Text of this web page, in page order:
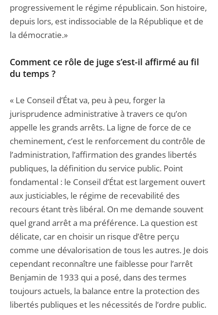
progressivement le régime républicain. Son histoire,
depuis lors, est indissociable de la République et de
la démocratie.»
Comment ce rôle de juge s’est-il affirmé au fil
du temps ?
« Le Conseil d’État va, peu à peu, forger la
jurisprudence administrative à travers ce qu’on
appelle les grands arrêts. La ligne de force de ce
cheminement, c’est le renforcement du contrôle de
l’administration, l’affirmation des grandes libertés
publiques, la définition du service public. Point
fondamental : le Conseil d’État est largement ouvert
aux justiciables, le régime de recevabilité des
recours étant très libéral. On me demande souvent
quel grand arrêt a ma préférence. La question est
délicate, car en choisir un risque d’être perçu
comme une dévalorisation de tous les autres. Je dois
cependant reconnaître une faiblesse pour l’arrêt
Benjamin de 1933 qui a posé, dans des termes
toujours actuels, la balance entre la protection des
libertés publiques et les nécessités de l’ordre public.